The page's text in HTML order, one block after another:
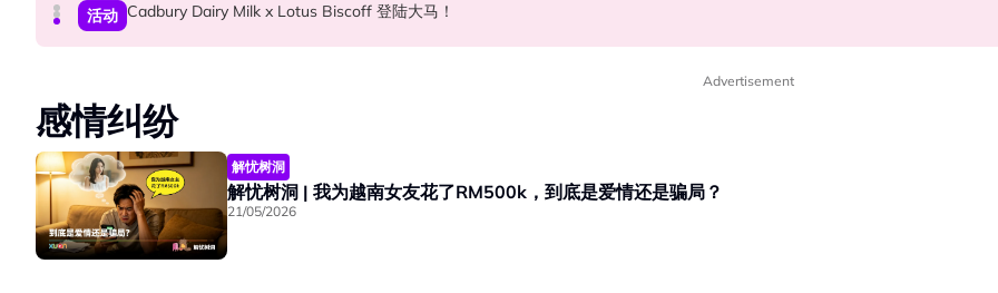
本地星闻 Henn国贤 “Aunty Henn 脱口秀专场 《笑笑笑笑丧》”！10月31日登场
国际星闻 Tom Holland “Spiderman” 替身曝光！“替完蜘蛛人，马上又去演忍者”
活动 Cadbury Dairy Milk x Lotus Biscoff 登陆大马！
Advertisement
感情纠纷
解忧树洞
解忧树洞 | 我为越南女友花了RM500k，到底是爱情还是骗局？
21/05/2026